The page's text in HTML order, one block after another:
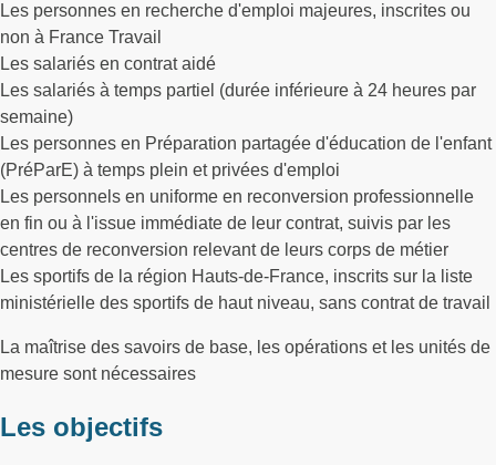
Les personnes en recherche d'emploi majeures, inscrites ou
non à France Travail
Les salariés en contrat aidé
Les salariés à temps partiel (durée inférieure à 24 heures par
semaine)
Les personnes en Préparation partagée d'éducation de l'enfant
(PréParE) à temps plein et privées d'emploi
Les personnels en uniforme en reconversion professionnelle
en fin ou à l'issue immédiate de leur contrat, suivis par les
centres de reconversion relevant de leurs corps de métier
Les sportifs de la région Hauts-de-France, inscrits sur la liste
ministérielle des sportifs de haut niveau, sans contrat de travail
La maîtrise des savoirs de base, les opérations et les unités de
mesure sont nécessaires
Les objectifs